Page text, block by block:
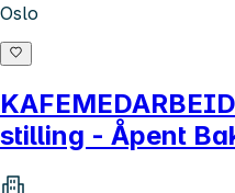
Oslo
stilling - Åpent